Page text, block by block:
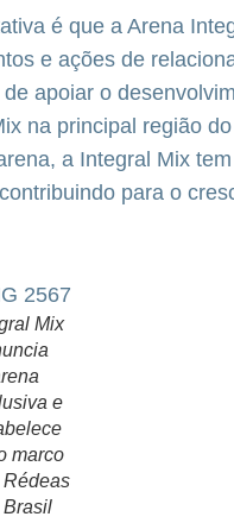
é que a Arena
e ações de
apoiar o
na principal região
a Integral Mix
para o
Mix
e
marco
Rédeas
Brasil